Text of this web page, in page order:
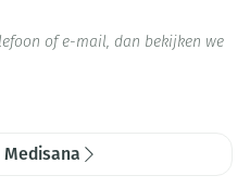
of e-mail, dan bekijken we